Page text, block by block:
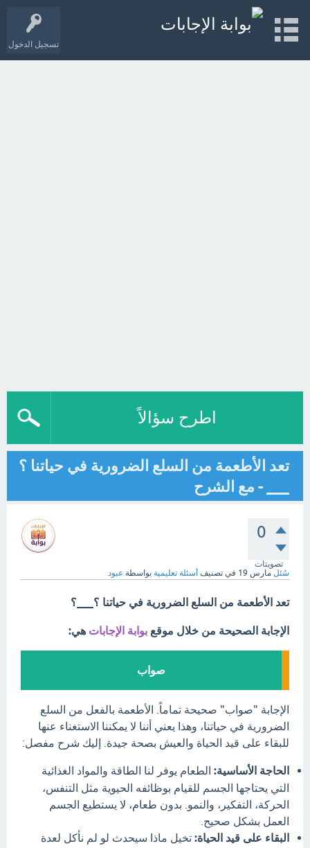
تسجيل الدخول
اطرح سؤالاً
تعد الأطعمة من السلع الضرورية في حياتنا ؟
___ - مع الشرح
0
تصويتات
سُئل مارس 19 في تصنيف أسئلة تعليمية بواسطة عبود
تعد الأطعمة من السلع الضرورية في حياتنا ؟___؟
الإجابة الصحيحة من خلال موقع بوابة الإجابات هي:
صواب
الإجابة "صواب" صحيحة تماماً. الأطعمة بالفعل من السلع
الضرورية في حياتنا، وهذا يعني أننا لا يمكننا الاستغناء عنها
للبقاء على قيد الحياة والعيش بصحة جيدة. إليك شرح مفصل:
الحاجة الأساسية: الطعام يوفر لنا الطاقة والمواد الغذائية
التي يحتاجها الجسم للقيام بوظائفه الحيوية مثل التنفس،
الحركة، التفكير، والنمو. بدون طعام، لا يستطيع الجسم
العمل بشكل صحيح.
البقاء على قيد الحياة: تخيل ماذا سيحدث لو لم نأكل لعدة